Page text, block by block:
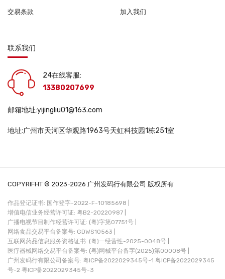
交易条款 加入我们
联系我们
24在线客服:
13380207699
邮箱地址:yijingliu01@163.com
地址:广州市天河区华观路1963号天虹科技园1栋251室
COPYRIFHT © 2023-2026 广州发码行有限公司 版权所有
作品登记证书: 国作登字-2022-F-10185698 |
增值电信业务经营许可证: 粤B2-20220987 |
广播电视节目制作经营许可证: (粤)字第07751号 |
网络食品交易平台备案号: GDWS10563 |
互联网药品信息服务资格证书: (粤)一经营性-2025-0048号 |
医疗器械网络交易平台备案号: (粤)网械平台备字(2025)第00008号 |
广州发码行有限公司备案号: 粤ICP备2022029345号-1 粤ICP备2022029345
号-2 粤ICP备2022029345号-3